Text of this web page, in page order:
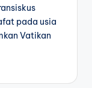
pada usia
Vatikan